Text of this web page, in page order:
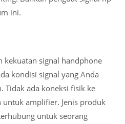
ini.
signal handphone
kondisi signal yang Anda
Tidak ada koneksi fisik ke
amplifier. Jenis produk
untuk seorang